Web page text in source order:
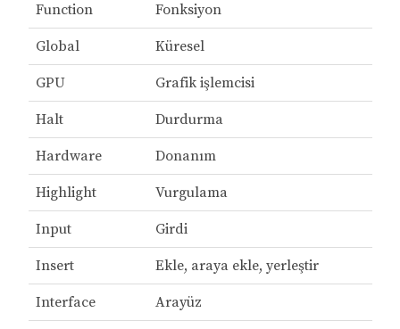
Function Fonksiyon
Global Küresel
GPU Grafik işlemcisi
Halt Durdurma
Hardware Donanım
Highlight Vurgulama
Input Girdi
Insert Ekle, araya ekle, yerleştir
Interface Arayüz